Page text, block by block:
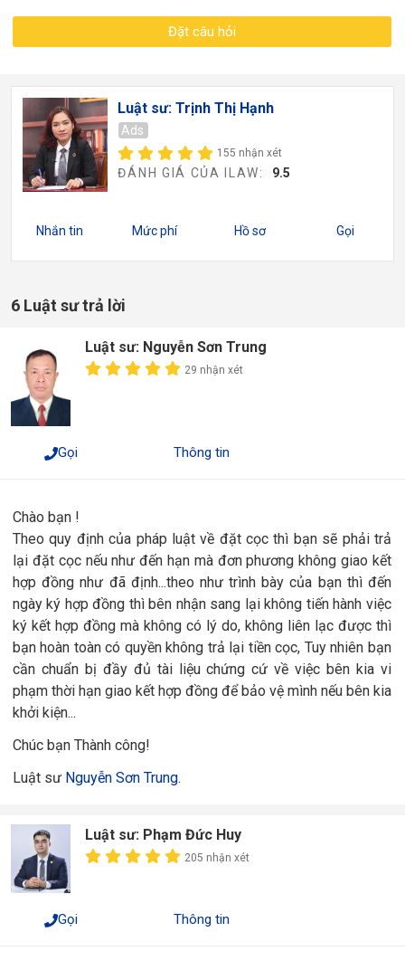
Đặt câu hỏi
Luật sư: Trịnh Thị Hạnh
Ads
155 nhận xét
ĐÁNH GIÁ CỦA ILAW: 9.5
Nhắn tin Mức phí Hồ sơ Gọi
6 Luật sư trả lời
Luật sư: Nguyễn Sơn Trung
29 nhận xét
Gọi Thông tin
Chào bạn !
Theo quy định của pháp luật về đặt cọc thì bạn sẽ phải trả
lại đặt cọc nếu như đến hạn mà đơn phương không giao kết
hợp đồng như đã định...theo như trình bày của bạn thì đến
ngày ký hợp đồng thì bên nhận sang lại không tiến hành việc
ký kết hợp đồng mà không có lý do, không liên lạc được thì
bạn hoàn toàn có quyền không trả lại tiền cọc, Tuy nhiên bạn
cần chuẩn bị đầy đủ tài liệu chứng cứ về việc bên kia vi
phạm thời hạn giao kết hợp đồng để bảo vệ mình nếu bên kia
khởi kiện...
Chúc bạn Thành công!
Luật sư Nguyễn Sơn Trung.
Luật sư: Phạm Đức Huy
205 nhận xét
Gọi Thông tin